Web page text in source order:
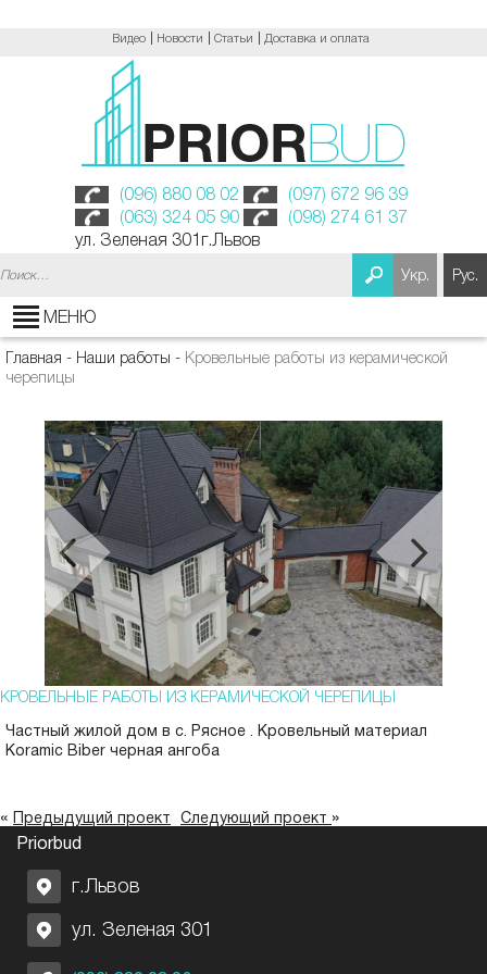
Видео Новости Статьи Доставка и оплата
(096) 880 08 02
(097) 672 96 39
(063) 324 05 90
(098) 274 61 37
ул. Зеленая 301г.Львов
Укр. Рус.
МЕНЮ
Главная - Наши работы - Кровельные работы из керамической
черепицы
КРОВЕЛЬНЫЕ РАБОТЫ ИЗ КЕРАМИЧЕСКОЙ ЧЕРЕПИЦЫ
Частный жилой дом в с. Рясное . Кровельный материал
Koramic Biber черная ангоба
« Предыдущий проект Следующий проект »
Priorbud
г.Львов
ул. Зеленая 301